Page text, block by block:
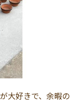
大好きで、余暇の